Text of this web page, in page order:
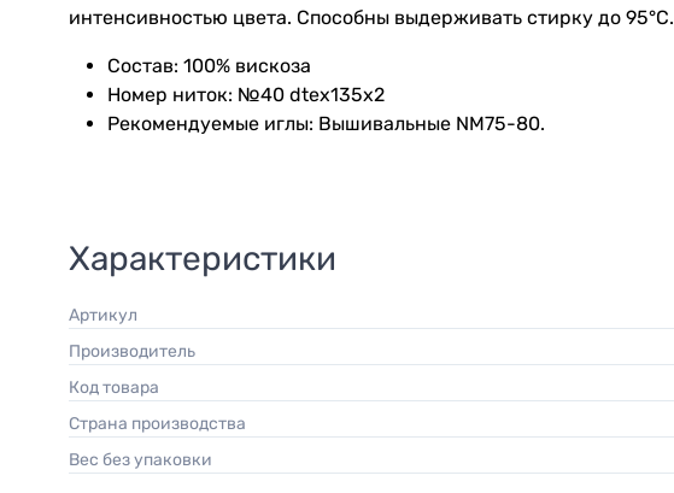
интенсивностью цвета. Способны выдерживать стирку до 95°С.
Состав: 100% вискоза
Номер ниток: №40 dtex135x2
Рекомендуемые иглы: Вышивальные NM75-80.
Характеристики
Артикул
Производитель
Код товара
Страна производства
Вес без упаковки